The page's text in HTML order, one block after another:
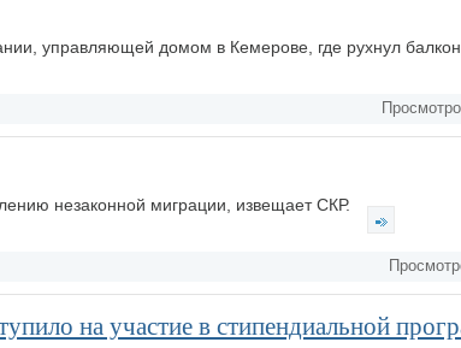
управляющей домом в Кемерове, где рухнул балкон.
незаконной миграции, извещает СКР.
на участие в стипендиальной